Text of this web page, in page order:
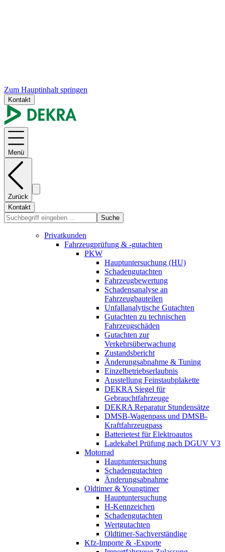
Zum Hauptinhalt springen
Kontakt
Menü
Zurück
Kontakt
Suche
Privatkunden
Fahrzeugprüfung & -gutachten
PKW
Hauptuntersuchung (HU)
Schadengutachten
Fahrzeugbewertung
Schadensanalyse an
Fahrzeugbauteilen
Unfallanalytische Gutachten
Gutachten zu technischen
Fahrzeugschäden
Gutachten zur
Verkehrsüberwachung
Zustandsbericht
Änderungsabnahme & Tuning
Einzelbetriebserlaubnis
Ausstellung Feinstaubplakette
DEKRA Siegel für
Gebrauchtfahrzeuge
DEKRA Reparatur Stundensätze
DMSB-Wagenpass und DMSB-
Kraftfahrzeugpass
Batterietest für Elektroautos
Ladekabel Prüfung nach DGUV V3
Motorrad
Hauptuntersuchung
Schadengutachten
Änderungsabnahme
Oldtimer & Youngtimer
Hauptuntersuchung
H-Kennzeichen
Schadengutachten
Wertgutachten
Oldtimer-Sachverständige
Kfz-Importe & -Exporte